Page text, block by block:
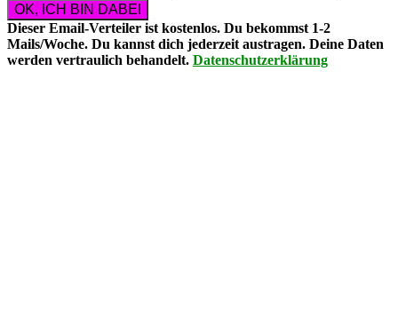
Dieser Email-Verteiler ist kostenlos. Du bekommst 1-2
Mails/Woche. Du kannst dich jederzeit austragen. Deine Daten
werden vertraulich behandelt. Datenschutzerklärung